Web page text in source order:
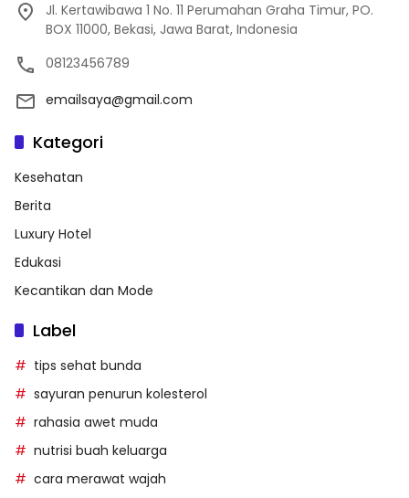
Jl. Kertawibawa 1 No. 11 Perumahan Graha Timur, PO.
BOX 11000, Bekasi, Jawa Barat, Indonesia
08123456789
emailsaya@gmail.com
Kategori
Kesehatan
Berita
Luxury Hotel
Edukasi
Kecantikan dan Mode
Label
tips sehat bunda
sayuran penurun kolesterol
rahasia awet muda
nutrisi buah keluarga
cara merawat wajah